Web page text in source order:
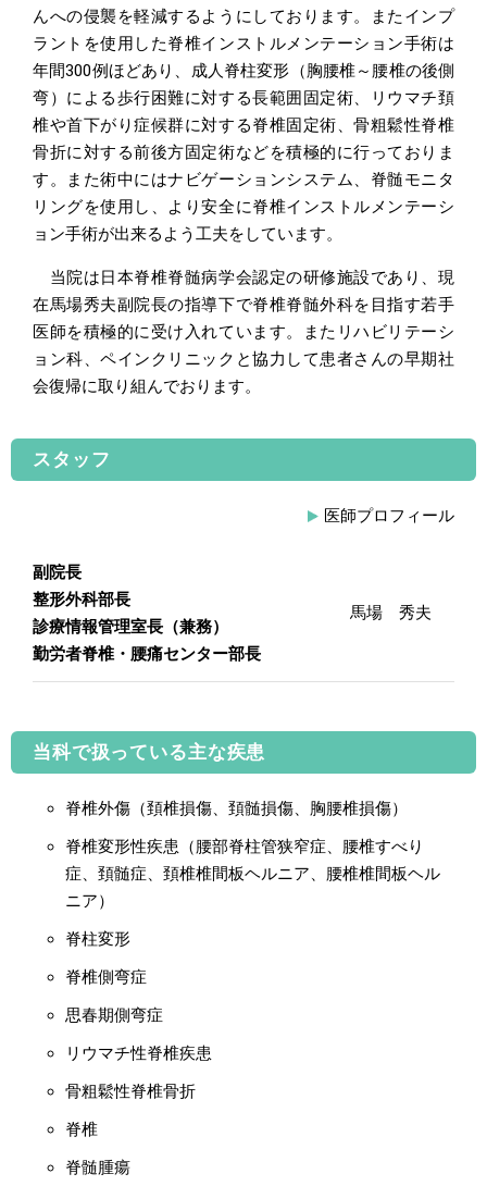
んへの侵襲を軽減するようにしております。またインプ
ラントを使用した脊椎インストルメンテーション手術は
年間300例ほどあり、成人脊柱変形（胸腰椎～腰椎の後側
弯）による歩行困難に対する長範囲固定術、リウマチ頚
椎や首下がり症候群に対する脊椎固定術、骨粗鬆性脊椎
骨折に対する前後方固定術などを積極的に行っておりま
す。また術中にはナビゲーションシステム、脊髄モニタ
リングを使用し、より安全に脊椎インストルメンテーシ
ョン手術が出来るよう工夫をしています。
当院は日本脊椎脊髄病学会認定の研修施設であり、現
在馬場秀夫副院長の指導下で脊椎脊髄外科を目指す若手
医師を積極的に受け入れています。またリハビリテーシ
ョン科、ペインクリニックと協力して患者さんの早期社
会復帰に取り組んでおります。
スタッフ
医師プロフィール
副院長
整形外科部長
診療情報管理室長（兼務）
勤労者脊椎・腰痛センター部長
馬場 秀夫
当科で扱っている主な疾患
脊椎外傷（頚椎損傷、頚髄損傷、胸腰椎損傷）
脊椎変形性疾患（腰部脊柱管狭窄症、腰椎すべり
症、頚髄症、頚椎椎間板ヘルニア、腰椎椎間板ヘル
ニア）
脊柱変形
脊椎側弯症
思春期側弯症
リウマチ性脊椎疾患
骨粗鬆性脊椎骨折
脊椎
脊髄腫瘍